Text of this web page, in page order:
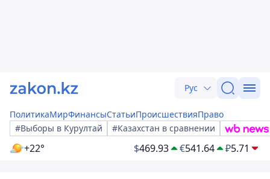
Рус
ПолитикаМирФинансыСтатьиПроисшествияПраво
#Выборы в Курултай
#Казахстан в сравнении
+22° $469.93 €541.64 ₽5.71